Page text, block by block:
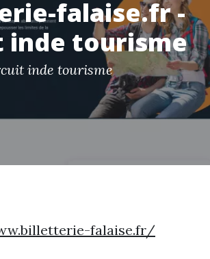
falaise.fr -
inde tourisme
inde tourisme
falaise.fr/